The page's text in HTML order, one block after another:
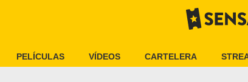
PELÍCULAS VÍDEOS CARTELERA